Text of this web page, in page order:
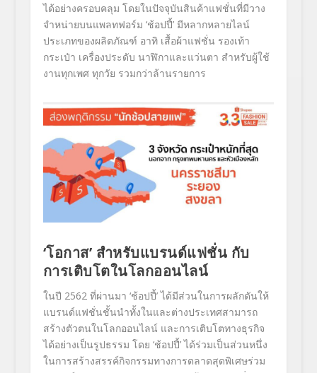
ได้อย่างครอบคลุม โดยในปัจจุบันสินค้าแฟชั่นที่มีวาง
จำหน่ายบนแพลทฟอร์ม ‘ช้อปปี้’ มีหลากหลายไลน์
ประเภทของผลิตภัณฑ์ อาทิ เสื้อผ้าแฟชั่น รองเท้า
กระเป๋า เครื่องประดับ นาฬิกาและแว่นตา สำหรับผู้ใช้
งานทุกเพศ ทุกวัย รวมกว่าล้านรายการ
‘โอกาส’ สำหรับแบรนด์แฟชั่น กับ
การเติบโตในโลกออนไลน์
ในปี 2562 ที่ผ่านมา ‘ช้อปปี้’ ได้มีส่วนในการผลักดันให้
แบรนด์แฟชั่นชั้นนำทั้งในและต่างประเทศสามารถ
สร้างตัวตนในโลกออนไลน์ และการเติบโตทางธุรกิจ
ได้อย่างเป็นรูปธรรม โดย ‘ช้อปปี้’ ได้ร่วมเป็นส่วนหนึ่ง
ในการสร้างสรรค์กิจกรรมทางการตลาดสุดพิเศษร่วม